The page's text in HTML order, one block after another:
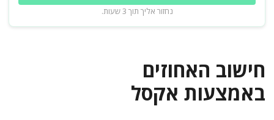
נחזור אליך תוך 3 שעות.
חישוב האחוזים
באמצעות אקסל